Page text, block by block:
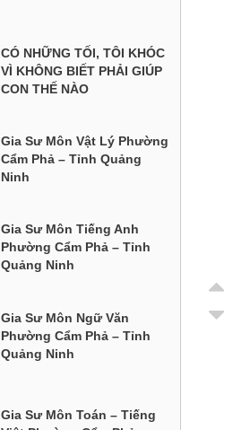
CÓ NHỮNG TỐI, TÔI KHÓC
VÌ KHÔNG BIẾT PHẢI GIÚP
CON THẾ NÀO
Gia Sư Môn Vật Lý Phường
Cẩm Phả – Tỉnh Quảng
Ninh
Gia Sư Môn Tiếng Anh
Phường Cẩm Phả – Tỉnh
Quảng Ninh
Gia Sư Môn Ngữ Văn
Phường Cẩm Phả – Tỉnh
Quảng Ninh
Gia Sư Môn Toán – Tiếng